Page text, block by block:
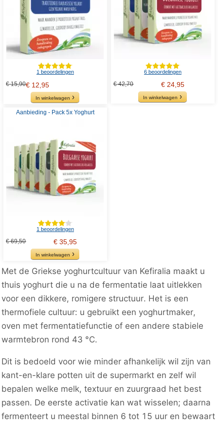
1 beoordelingen
€ 15,90€ 12,95
In winkelwagen
6 beoordelingen
€ 42,70 € 24,95
In winkelwagen
Aanbieding - Pack 5x Yoghurt
1 beoordelingen
€ 69,50 € 35,95
In winkelwagen
Met de Griekse yoghurtcultuur van Kefiralia maakt u
thuis yoghurt die u na de fermentatie laat uitlekken
voor een dikkere, romigere structuur. Het is een
thermofiele cultuur: u gebruikt een yoghurtmaker,
oven met fermentatiefunctie of een andere stabiele
warmtebron rond 43 °C.
Dit is bedoeld voor wie minder afhankelijk wil zijn van
kant-en-klare potten uit de supermarkt en zelf wil
bepalen welke melk, textuur en zuurgraad het best
passen. De eerste activatie kan wat wisselen; daarna
fermenteert u meestal binnen 6 tot 15 uur en bewaart